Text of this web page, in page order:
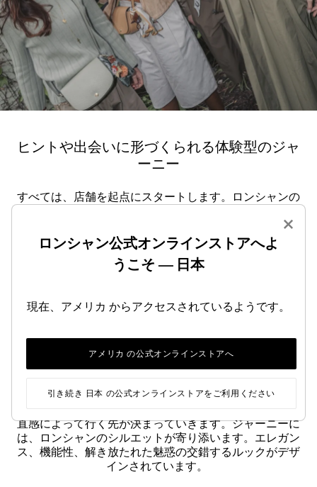
ヒントや出会いに形づくられる体験型のジャ
ーニー
すべては、店舗を起点にスタートします。ロンシャンの
やかなひとときを共有します。各自が、唯一無二のジャ
ーニーに寄り添うChampionをカスタマイズしながら、ア
ドベンチャーのコアとなる旅手帳を実現します。参加者
たちに向かって、都市が開かれます。読み解くべき手が
ナルな工房、メッセージの秘められた書店、絶好の観察
写真ラボをめぐります。あらゆる空間が体験の場とな
り、それぞれの体験においてロンシャンの理念が体感さ
れます。ジャーニーを通じて、さまざまな手がかりがあ
ーソンの手のなかに、カギが握られています。動く物語
直感によって行く先が決まっていきます。ジャーニーに
は、ロンシャンのシルエットが寄り添います。エレガン
ス、機能性、解き放たれた魅惑の交錯するルックがデザ
インされています。
×
ロンシャン公式オンラインストアへよ
うこそ — 日本
現在、アメリカ からアクセスされているようです。
アメリカ の公式オンラインストアへ
引き続き 日本 の公式オンラインストアをご利用ください